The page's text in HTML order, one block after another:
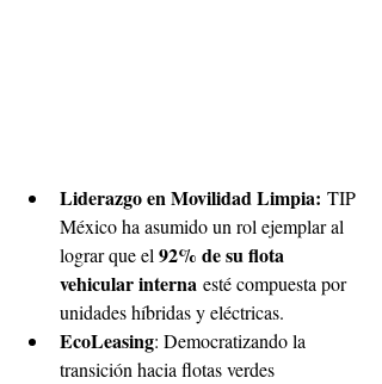
Liderazgo en Movilidad Limpia: TIP
México ha asumido un rol ejemplar al
lograr que el 92% de su flota
vehicular interna esté compuesta por
unidades híbridas y eléctricas.
EcoLeasing: Democratizando la
transición hacia flotas verdes